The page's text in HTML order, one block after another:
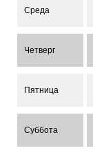
Среда
Четверг
Пятница
Суббота